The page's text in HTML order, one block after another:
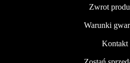
Zwrot
Warunki
Kontakt